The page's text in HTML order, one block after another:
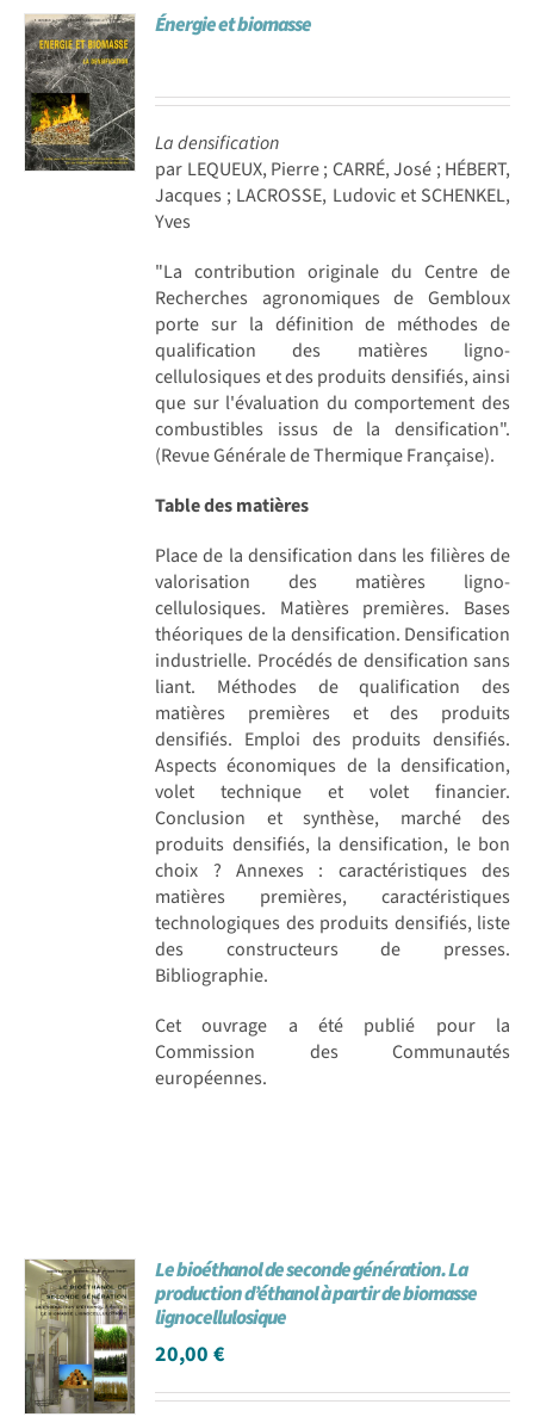
Achat en ligne
Panier WooCommerce
Énergie et biomasse
La densification
par LEQUEUX, Pierre ; CARRÉ, José ; HÉBERT,
Jacques ; LACROSSE, Ludovic et SCHENKEL,
Yves
"La contribution originale du Centre de
Recherches agronomiques de Gembloux
porte sur la définition de méthodes de
qualification des matières ligno-
cellulosiques et des produits densifiés, ainsi
que sur l'évaluation du comportement des
combustibles issus de la densification".
(Revue Générale de Thermique Française).
Table des matières
Place de la densification dans les filières de
valorisation des matières ligno-
cellulosiques. Matières premières. Bases
théoriques de la densification. Densification
industrielle. Procédés de densification sans
liant. Méthodes de qualification des
matières premières et des produits
densifiés. Emploi des produits densifiés.
Aspects économiques de la densification,
volet technique et volet financier.
Conclusion et synthèse, marché des
produits densifiés, la densification, le bon
choix ? Annexes : caractéristiques des
matières premières, caractéristiques
technologiques des produits densifiés, liste
des constructeurs de presses.
Bibliographie.
Cet ouvrage a été publié pour la
Commission des Communautés
européennes.
Le bioéthanol de seconde génération. La
production d’éthanol à partir de biomasse
lignocellulosique
20,00€